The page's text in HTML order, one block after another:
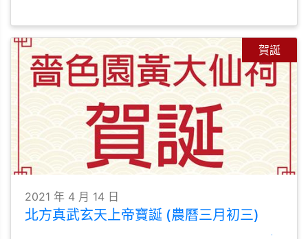
賀誕
2021 年 4 月 14 日
北方真武玄天上帝寶誕 (農曆三月初三)